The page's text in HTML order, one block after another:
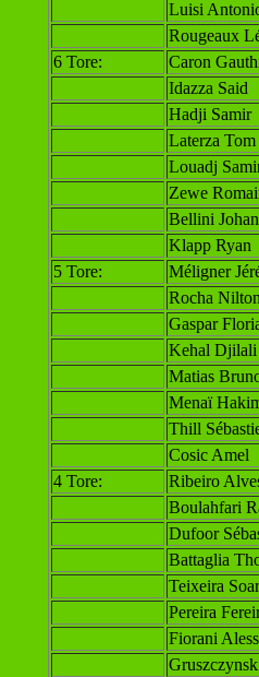
Luisi
Rougeaux
6 Tore:
Caron
Idazza Said
Hadji Samir
Laterza Tom
Louadj
Zewe
Bellini Johan
Klapp Ryan
5 Tore:
Méligner
Rocha Nilton
Gaspar
Kehal Djilali
Matias
Menaï
Thill
Cosic Amel
4 Tore:
Ribeiro
Boulahfari
Dufoor
Battaglia
Teixeira
Pereira
Fiorani